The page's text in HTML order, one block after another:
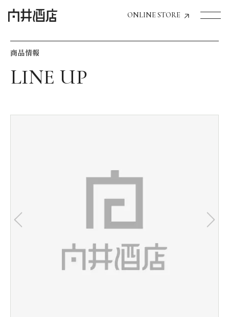
ONLINE STORE
飲食店経営のお客様
お気に入り機能の活用方法
会社情報
商品情報